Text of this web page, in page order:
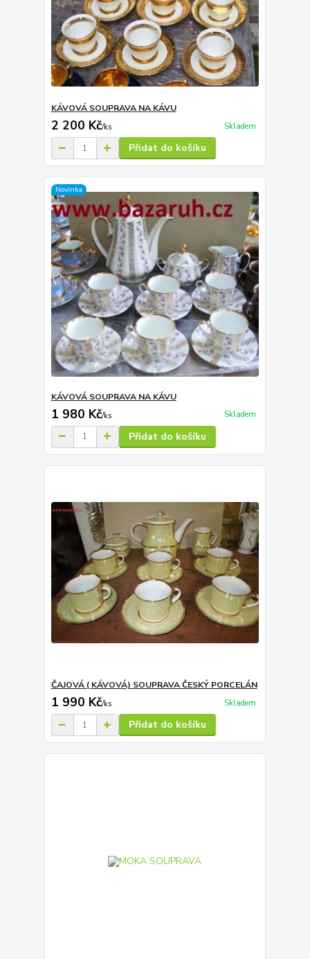
KÁVOVÁ SOUPRAVA NA KÁVU
2 200 Kč/ks Skladem
Přidat do košíku
Novinka
KÁVOVÁ SOUPRAVA NA KÁVU
1 980 Kč/ks Skladem
Přidat do košíku
ČAJOVÁ ( KÁVOVÁ) SOUPRAVA ČESKÝ PORCELÁN
1 990 Kč/ks Skladem
Přidat do košíku